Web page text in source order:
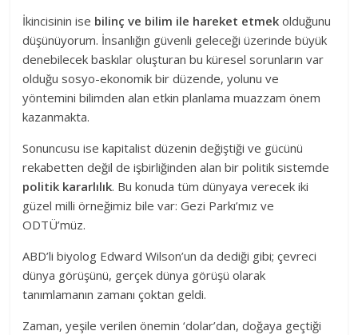
İkincisinin ise bilinç ve bilim ile hareket etmek olduğunu
düşünüyorum. İnsanlığın güvenli geleceği üzerinde büyük
denebilecek baskılar oluşturan bu küresel sorunların var
olduğu sosyo-ekonomik bir düzende, yolunu ve
yöntemini bilimden alan etkin planlama muazzam önem
kazanmakta.
Sonuncusu ise kapitalist düzenin değiştiği ve gücünü
rekabetten değil de işbirliğinden alan bir politik sistemde
politik kararlılık. Bu konuda tüm dünyaya verecek iki
güzel milli örneğimiz bile var: Gezi Parkı’mız ve
ODTÜ’müz.
ABD’li biyolog Edward Wilson’un da dediği gibi; çevreci
dünya görüşünü, gerçek dünya görüşü olarak
tanımlamanın zamanı çoktan geldi.
Zaman, yeşile verilen önemin ‘dolar’dan, doğaya geçtiği